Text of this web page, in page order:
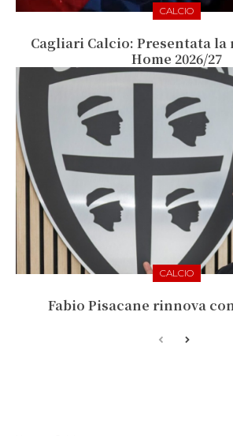
CALCIO
Cagliari Calcio: Presentata la
Home 2026/27
CALCIO
Fabio Pisacane rinnova